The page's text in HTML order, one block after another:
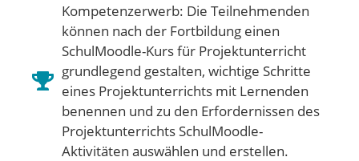
Kompetenzerwerb: Die Teilnehmenden
können nach der Fortbildung einen
SchulMoodle-Kurs für Projektunterricht
grundlegend gestalten, wichtige Schritte
eines Projektunterrichts mit Lernenden
benennen und zu den Erfordernissen des
Projektunterrichts SchulMoodle-
Aktivitäten auswählen und erstellen.